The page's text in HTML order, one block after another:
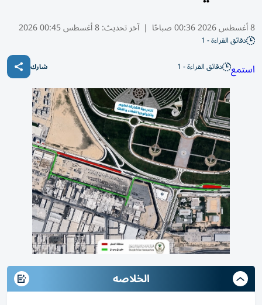
8 أغسطس 2026 00:36 صباحًا | آخر تحديث:8 أغسطس 00:45 2026
دقائق القراءة - 1
استمع دقائق القراءة - 1 شارك
الخلاصه